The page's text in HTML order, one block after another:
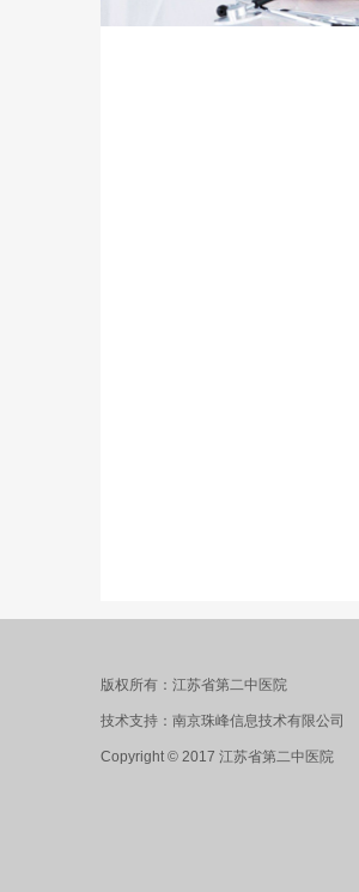
版权所有：江苏省第二中医院
技术支持：南京珠峰信息技术有限公司
Copyright © 2017 江苏省第二中医院